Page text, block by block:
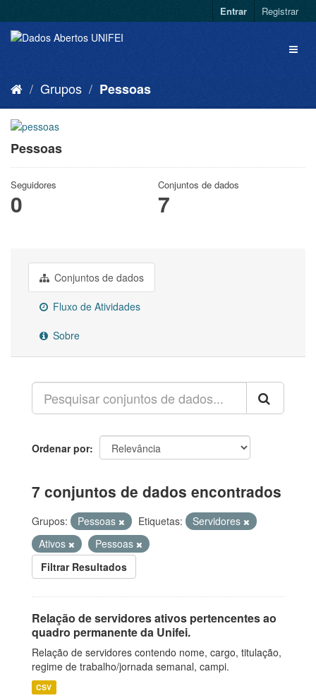
Entrar Registrar
Grupos Pessoas
Pessoas
Seguidores
0
Conjuntos de dados
7
Conjuntos de dados
Fluxo de Atividades
Sobre
Ordenar por
7 conjuntos de dados encontrados
Grupos: Pessoas Etiquetas:
Servidores
Ativos
Pessoas
Filtrar Resultados
Relação de servidores ativos pertencentes ao
quadro permanente da Unifei.
Relação de servidores contendo nome, cargo, titulação,
regime de trabalho/jornada semanal, campi.
CSV